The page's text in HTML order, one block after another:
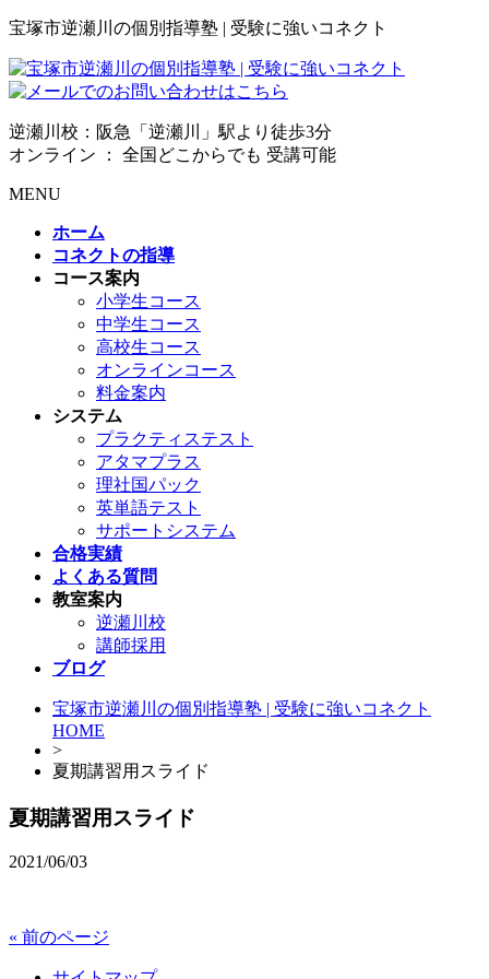
宝塚市逆瀬川の個別指導塾 | 受験に強いコネクト
逆瀬川校：阪急「逆瀬川」駅より徒歩3分
オンライン ： 全国どこからでも 受講可能
MENU
ホーム
コネクトの指導
コース案内
小学生コース
中学生コース
高校生コース
オンラインコース
料金案内
システム
プラクティステスト
アタマプラス
理社国パック
英単語テスト
サポートシステム
合格実績
よくある質問
教室案内
逆瀬川校
講師採用
ブログ
宝塚市逆瀬川の個別指導塾 | 受験に強いコネクト
HOME
>
夏期講習用スライド
夏期講習用スライド
2021/06/03
« 前のページ